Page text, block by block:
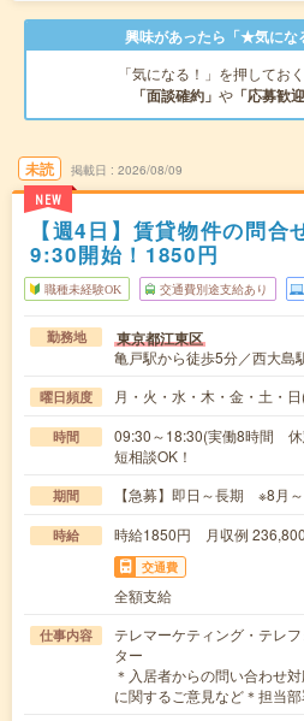
興味があったら「★気にな
「気になる！」を押してお
「面談確約」 や 「応募歓
未読
NEW
掲載日 2026/08/09
【週4日】賃貸物件の問合
9:30開始！1850円
職種未経験OK 交通費別途支給あり
勤務地 東京都江東区
亀戸駅から徒歩5分／西大島
曜日頻度 月・火・水・木・金・土・
時間
09:30～18:30(実働8時間
短相談OK！
期間 【急募】即日～長期 ※8月～
時給 時給1850円 月収例
交通費
全額支給
仕事内容
テレマーケティング・テレ
ター
＊入居者からの問い合わせ
に関するご意見など＊担当